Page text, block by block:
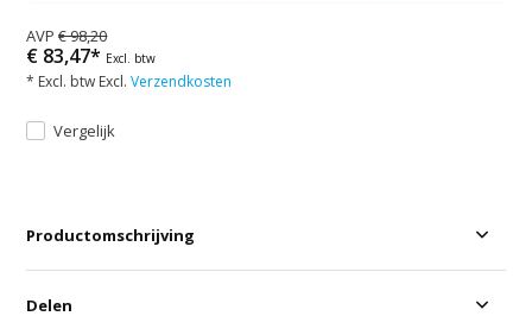
AVP€ 98,20
€ 83,47* Excl. btw
* Excl. btw Excl.Verzendkosten
Vergelijk
Productomschrijving
Delen